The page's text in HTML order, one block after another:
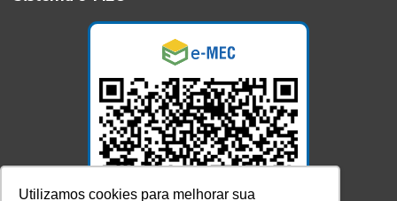
Utilizamos cookies para melhorar sua